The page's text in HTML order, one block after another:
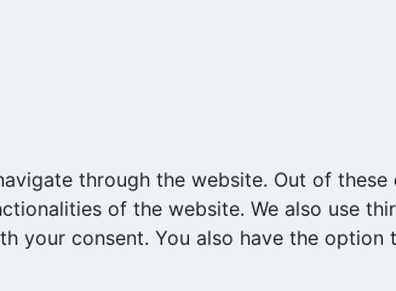
through the website. Out of
of the website. We also use
your consent. You also have the